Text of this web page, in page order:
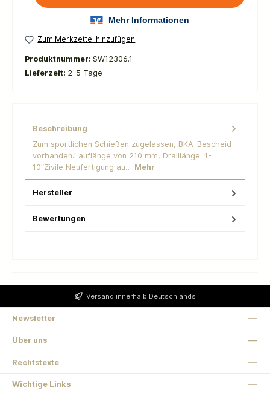
Zum Merkzettel hinzufügen
Produktnummer: SW12306.1
Lieferzeit: 2-5 Tage
Beschreibung
Zum sportlichen Schießen zugelassen, BKA-Bescheid
vorhanden.Lauflänge von 210 mm, Dralllänge: 1-
10″Zivile Neufertigung au… Mehr
Hersteller
Bewertungen
Versand innerhalb Deutschlands
Newsletter
Über uns
Rechtstexte
Wichtige Links